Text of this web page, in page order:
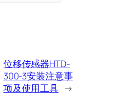
位移传感器HTD-
300-3安装注意事
项及使用工具 →